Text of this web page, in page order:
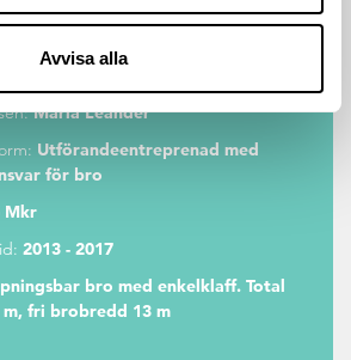
Avvisa alla
Projekt-, projekterings- och
av konstruktör,
Maria Leander
Utförandeentreprenad med
för bro
Mkr
2013 - 2017
bro med enkelklaff. Total
fri brobredd 13 m